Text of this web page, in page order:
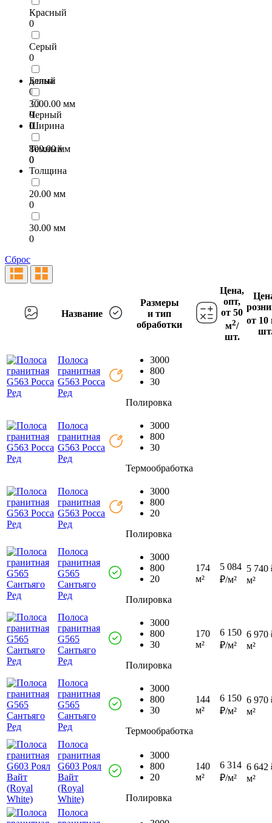
Красный
0
Серый
0
Белый
0
Черный
0
Темный
0
длина
3000.00 мм
0
Ширина
800.00 мм
0
Толщина
20.00 мм
0
30.00 мм
0
Сброс
Название
Размеры
и тип
обработки
Цена,
опт,
от 50
м2/
шт.
от 10
Полоса
гранитная
G563 Росса
Ред
3000
800
30
Полировка
Полоса
гранитная
G563 Росса
Ред
3000
800
30
Термообработка
Полоса
гранитная
G563 Росса
Ред
3000
800
20
Полировка
Полоса
гранитная
G565
Сантьяго
Ред
3000
800
20
Полировка
174
м²
5 084
₽/м²
5 740
м²
Полоса
гранитная
G565
Сантьяго
Ред
3000
800
30
Полировка
170
м²
6 150
₽/м²
6 970
м²
Полоса
гранитная
G565
Сантьяго
Ред
3000
800
30
Термообработка
144
м²
6 150
₽/м²
6 970
м²
Полоса
гранитная
G603 Роял
Вайт
(Royal
White)
3000
800
20
Полировка
140
м²
6 314
₽/м²
6 642
м²
Полоса